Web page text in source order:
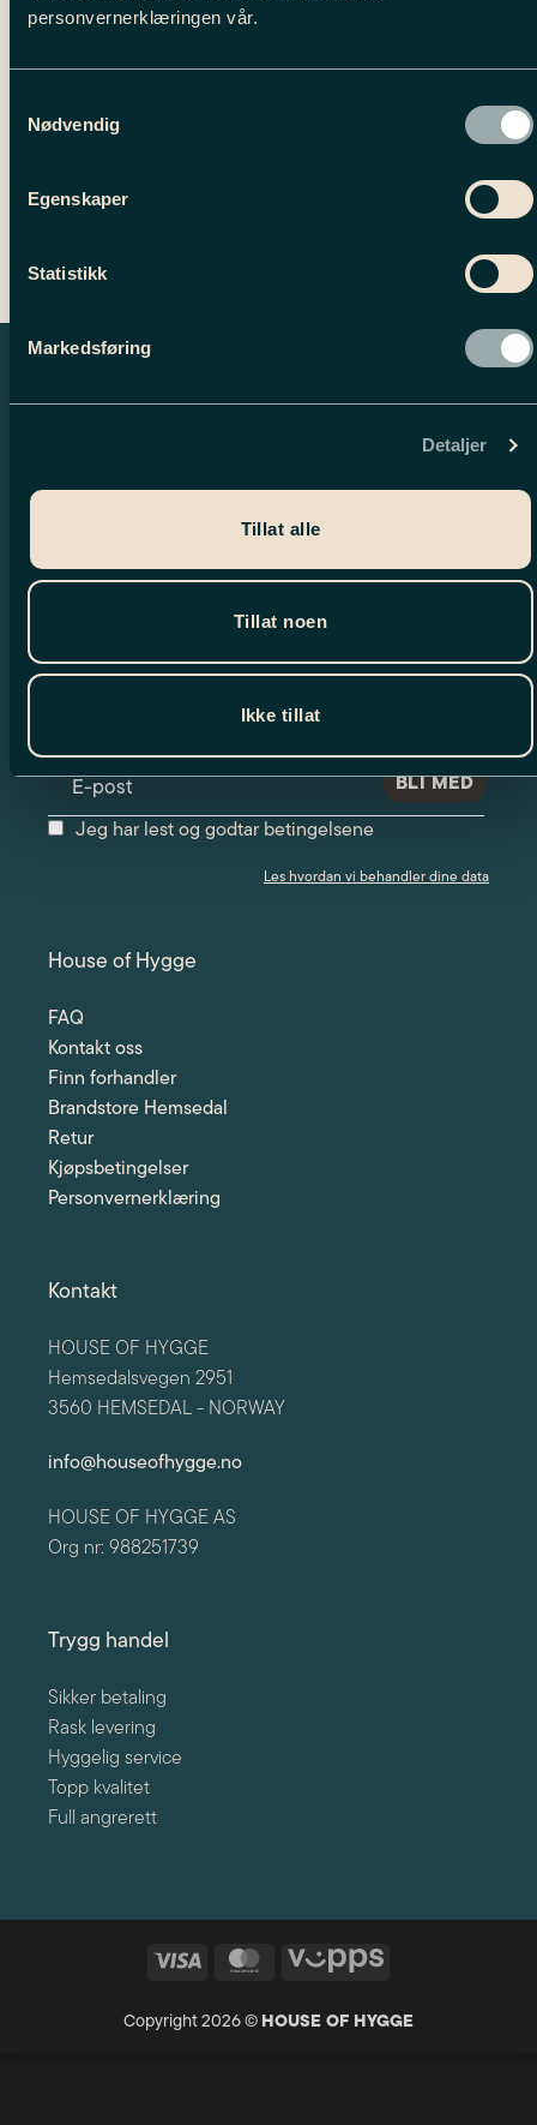
personvernerklæringen vår.
Nødvendig
Egenskaper
Statistikk
Markedsføring
Detaljer
Tillat alle
Tillat noen
Ikke tillat
spennende nyheter og eksklusive tilbud.
Jeg har lest og godtar betingelsene
Les hvordan vi behandler dine data
House of Hygge
FAQ
Kontakt oss
Finn forhandler
Brandstore Hemsedal
Retur
Kjøpsbetingelser
Personvernerklæring
Kontakt
HOUSE OF HYGGE
Hemsedalsvegen 2951
3560 HEMSEDAL - NORWAY
info@houseofhygge.no
HOUSE OF HYGGE AS
Org nr: 988251739
Trygg handel
Sikker betaling
Rask levering
Hyggelig service
Topp kvalitet
Full angrerett
Visa MasterCard Vipps
Copyright 2026 © HOUSE OF HYGGE